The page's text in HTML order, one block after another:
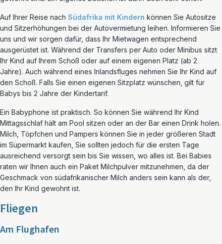
Auf Ihrer Reise nach Südafrika mit Kindern können Sie Autositze
und Sitzerhöhungen bei der Autovermietung leihen. Informieren Sie
uns und wir sorgen dafür, dass Ihr Mietwagen entsprechend
ausgerüstet ist. Während der Transfers per Auto oder Minibus sitzt
Ihr Kind auf Ihrem Schoß oder auf einem eigenen Platz (ab 2
Jahre). Auch während eines Inlandsfluges nehmen Sie Ihr Kind auf
den Schoß. Falls Sie einen eigenen Sitzplatz wünschen, gilt für
Babys bis 2 Jahre der Kindertarif.
Ein Babyphone ist praktisch. So können Sie während Ihr Kind
Mittagsschlaf hält am Pool sitzen oder an der Bar einen Drink holen.
Milch, Töpfchen und Pampers können Sie in jeder größeren Stadt
im Supermarkt kaufen, Sie sollten jedoch für die ersten Tage
ausreichend versorgt sein bis Sie wissen, wo alles ist. Bei Babies
raten wir Ihnen auch ein Paket Milchpulver mitzunehmen, da der
Geschmack von südafrikanischer Milch anders sein kann als der,
den Ihr Kind gewohnt ist.
Fliegen
Am Flughafen